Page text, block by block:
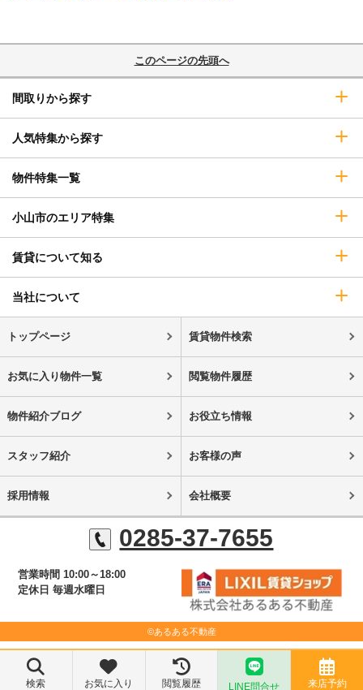
このページの先頭へ
間取りから探す
人気特集から探す
物件特集一覧
小山市のエリア特集
賃貸について知る
当社について
トップページ 賃貸物件検索
お気に入り物件一覧 閲覧物件履歴
物件紹介ブログ お役立ち情報
スタッフ紹介 お客様の声
採用情報 会社概要
0285-37-7655
営業時間 10:00～18:00
定休日 毎週水曜日
©あるある不動産
検索 お気に入り 閲覧履歴 LINE問合せ 来店予約